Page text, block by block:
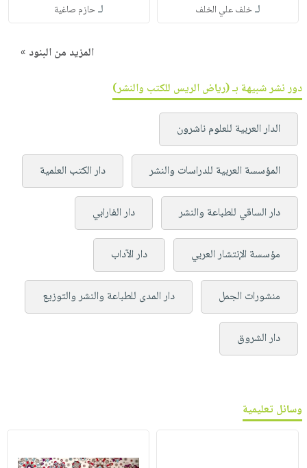
لـخلف علي الخلف لـحازم صاغية
المزيد من البنود »
دور نشر شبيهة بـ (رياض الريس للكتب والنشر)
الدار العربية للعلوم ناشرون
المؤسسة العربية للدراسات والنشر دار الكتب العلمية
دار الساقي للطباعة والنشر دار الفارابي
مؤسسة الإنتشار العربي دار الآداب
منشورات الجمل دار المدى للطباعة والنشر والتوزيع
دار الشروق
وسائل تعليمية